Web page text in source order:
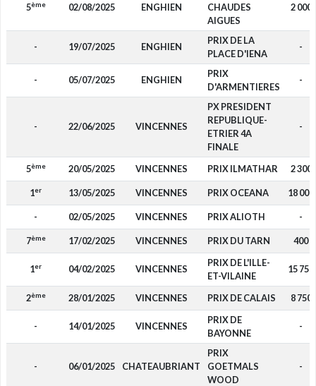
5ème 02/08/2025 ENGHIEN
CHAUDES
AIGUES
2 000
- 19/07/2025 ENGHIEN
PRIX DE LA
PLACE D'IENA
-
- 05/07/2025 ENGHIEN
PRIX
D'ARMENTIERES
-
- 22/06/2025 VINCENNES
PX PRESIDENT
REPUBLIQUE-
ETRIER 4A
FINALE
-
5ème 20/05/2025 VINCENNES PRIX ILMATHAR 2 300
1er 13/05/2025 VINCENNES PRIX OCEANA 18 000
- 02/05/2025 VINCENNES PRIX ALIOTH -
7ème 17/02/2025 VINCENNES PRIX DU TARN 400
1er 04/02/2025 VINCENNES
PRIX DE L'ILLE-
ET-VILAINE
15 750
2ème 28/01/2025 VINCENNES PRIX DE CALAIS 8 750
- 14/01/2025 VINCENNES
PRIX DE
BAYONNE
-
- 06/01/2025 CHATEAUBRIANT
PRIX
GOETMALS
WOOD
-